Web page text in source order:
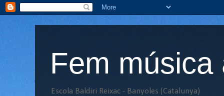
Fem música
Escola Baldiri Reixac - Banyoles (Catalunya)